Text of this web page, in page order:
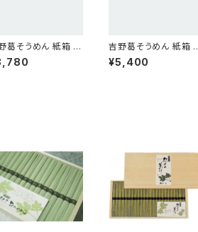
葛そうめん 紙箱 3
吉野葛そうめん 紙箱 5
7束
¥5,400